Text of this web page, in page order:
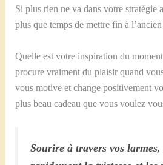
Si plus rien ne va dans votre stratégie
plus que temps de mettre fin à
Quelle est votre inspiration du
procure vraiment du plaisir quand
vous motive et change positivement
plus beau cadeau que vous voulez
Sourire à travers vos larmes,